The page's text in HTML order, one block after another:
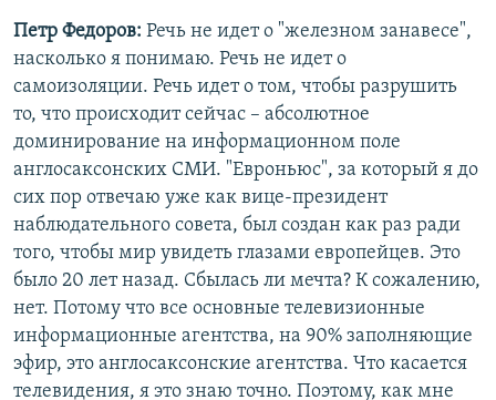
Петр Федоров: Речь не идет о "железном занавесе",
насколько я понимаю. Речь не идет о
самоизоляции. Речь идет о том, чтобы разрушить
то, что происходит сейчас – абсолютное
доминирование на информационном поле
англосаксонских СМИ. "Евроньюс", за который я до
сих пор отвечаю уже как вице-президент
наблюдательного совета, был создан как раз ради
того, чтобы мир увидеть глазами европейцев. Это
было 20 лет назад. Сбылась ли мечта? К сожалению,
нет. Потому что все основные телевизионные
информационные агентства, на 90% заполняющие
эфир, это англосаксонские агентства. Что касается
телевидения, я это знаю точно. Поэтому, как мне